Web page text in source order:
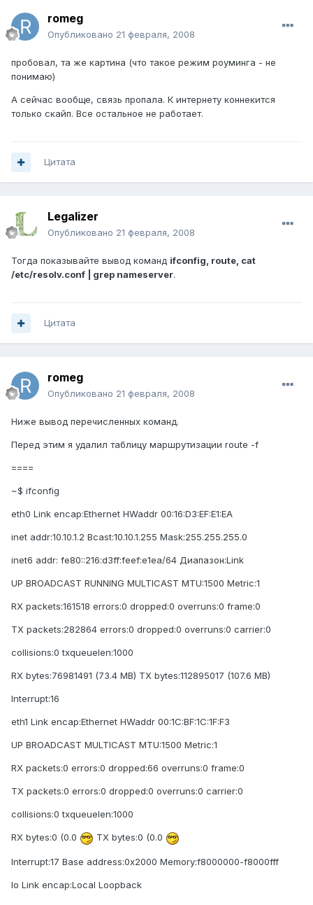
romeg
Опубликовано 21 февраля, 2008
пробовал, та же картина (что такое режим роуминга - не
понимаю)
А сейчас вообще, связь пропала. К интернету коннекится
только скайп. Все остальное не работает.
Цитата
Legalizer
Опубликовано 21 февраля, 2008
Тогда показывайте вывод команд ifconfig, route, cat
/etc/resolv.conf | grep nameserver.
Цитата
romeg
Опубликовано 21 февраля, 2008
Ниже вывод перечисленных команд.
Перед этим я удалил таблицу маршрутизации route -f
====
~$ ifconfig
eth0 Link encap:Ethernet HWaddr 00:16:D3:EF:E1:EA
inet addr:10.10.1.2 Bcast:10.10.1.255 Mask:255.255.255.0
inet6 addr: fe80::216:d3ff:feef:e1ea/64 Диапазон:Link
UP BROADCAST RUNNING MULTICAST MTU:1500 Metric:1
RX packets:161518 errors:0 dropped:0 overruns:0 frame:0
TX packets:282864 errors:0 dropped:0 overruns:0 carrier:0
collisions:0 txqueuelen:1000
RX bytes:76981491 (73.4 MB) TX bytes:112895017 (107.6 MB)
Interrupt:16
eth1 Link encap:Ethernet HWaddr 00:1C:BF:1C:1F:F3
UP BROADCAST MULTICAST MTU:1500 Metric:1
RX packets:0 errors:0 dropped:66 overruns:0 frame:0
TX packets:0 errors:0 dropped:0 overruns:0 carrier:0
collisions:0 txqueuelen:1000
RX bytes:0 (0.0 TX bytes:0 (0.0
Interrupt:17 Base address:0x2000 Memory:f8000000-f8000fff
lo Link encap:Local Loopback